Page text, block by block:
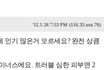
'12.1.26 7:53 PM (116.33.xxx.76)
인기 많은거 모르세요? 완전 상큼
너스에요. 트러블 심한 피부면 2